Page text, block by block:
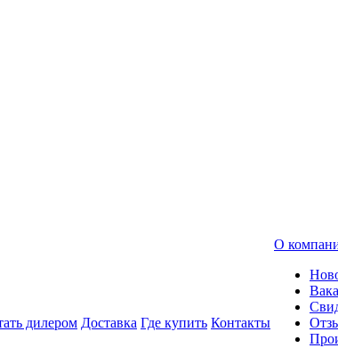
дилером Доставка Где купить Контакты
О